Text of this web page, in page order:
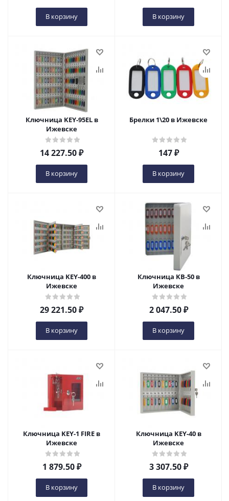
В корзину В корзину
Ключница KEY-95EL в
Ижевске
14 227.50₽
В корзину
Брелки 1\20 в Ижевске
147₽
В корзину
Ключница KEY-400 в
Ижевске
29 221.50₽
В корзину
Ключница KB-50 в
Ижевске
2 047.50₽
В корзину
Ключница KEY-1 FIRE в
Ижевске
1 879.50₽
В корзину
Ключница KEY-40 в
Ижевске
3 307.50₽
В корзину